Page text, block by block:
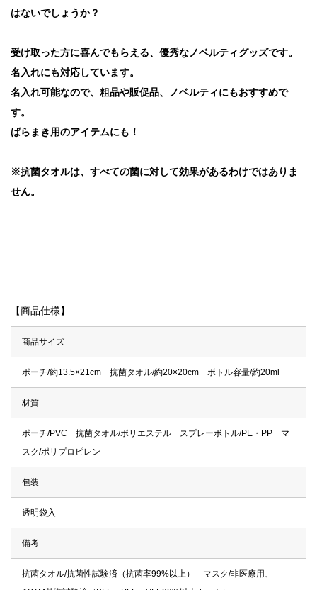
はないでしょうか？
受け取った方に喜んでもらえる、優秀なノベルティグッズです。
名入れにも対応しています。
名入れ可能なので、粗品や販促品、ノベルティにもおすすめで
す。
ばらまき用のアイテムにも！
※抗菌タオルは、すべての菌に対して効果があるわけではありま
せん。
【商品仕様】
商品サイズ
ポーチ/約13.5×21cm 抗菌タオル/約20×20cm ボトル容量/約20ml
材質
ポーチ/PVC 抗菌タオル/ポリエステル スプレーボトル/PE・PP マ
スク/ポリプロピレン
包装
透明袋入
備考
抗菌タオル/抗菌性試験済（抗菌率99%以上） マスク/非医療用、